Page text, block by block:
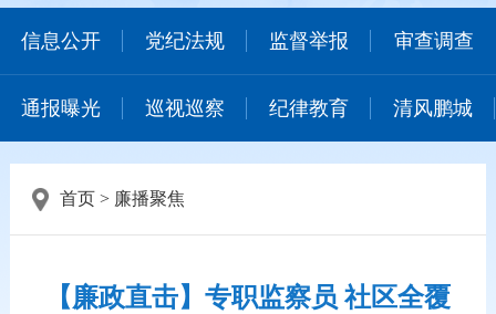
信息公开 党纪法规 监督举报 审查调查
通报曝光 巡视巡察 纪律教育 清风鹏城
首页> 廉播聚焦
【廉政直击】专职监察员 社区全覆